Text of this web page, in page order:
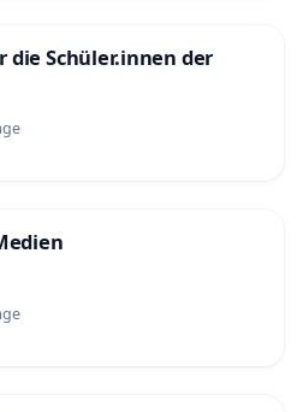
die Schüler.innen der